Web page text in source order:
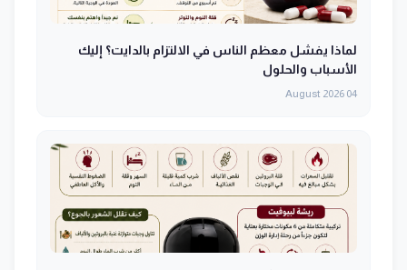
لماذا يفشل معظم الناس في الالتزام بالدايت؟ إليك
الأسباب والحلول
04 August 2026